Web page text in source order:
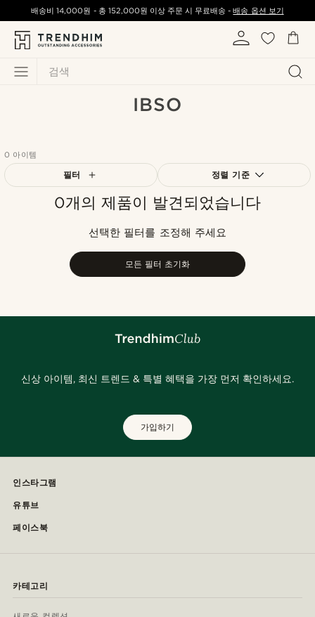
검색
배송비14,000원 - 총 152,000원 이상 주문 시 무료배송 -배송 옵션 보기
IBSO
0 아이템
필터 정렬 기준
가장 인기 있는
낮은가격순
높은가격순
0개의 제품이 발견되었습니다
선택한 필터를 조정해 주세요
모든 필터 초기화
신상 아이템, 최신 트렌드 & 특별 혜택을 가장 먼저 확인하세요.
가입하기
인스타그램
유튜브
페이스북
카테고리